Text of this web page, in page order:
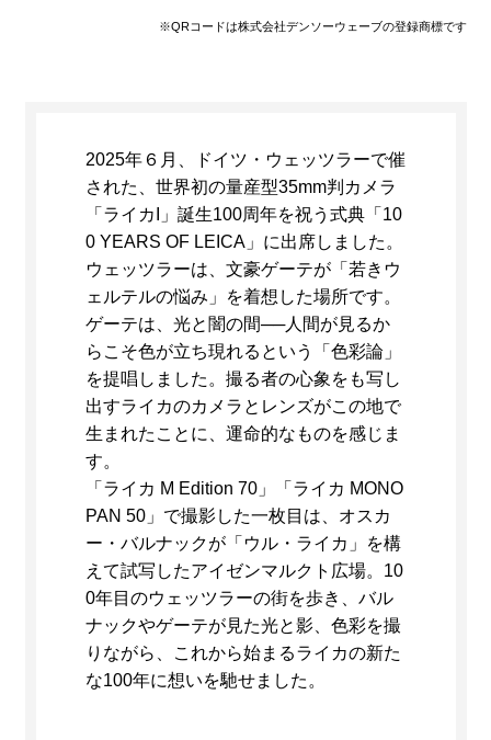
※QRコードは株式会社デンソーウェーブの登録商標です
2025年６月、ドイツ・ウェッツラーで催
された、世界初の量産型35mm判カメラ
「ライカI」誕生100周年を祝う式典「10
0 YEARS OF LEICA」に出席しました。
ウェッツラーは、文豪ゲーテが「若きウ
ェルテルの悩み」を着想した場所です。
ゲーテは、光と闇の間──⼈間が⾒るか
らこそ色が立ち現れるという「色彩論」
を提唱しました。撮る者の心象をも写し
出すライカのカメラとレンズがこの地で
生まれたことに、運命的なものを感じま
す。
「ライカ M Edition 70」「ライカ MONO
PAN 50」で撮影した一枚目は、オスカ
ー・バルナックが「ウル・ライカ」を構
えて試写したアイゼンマルクト広場。10
0年目のウェッツラーの街を歩き、バル
ナックやゲーテが見た光と影、色彩を撮
りながら、これから始まるライカの新た
な100年に想いを馳せました。